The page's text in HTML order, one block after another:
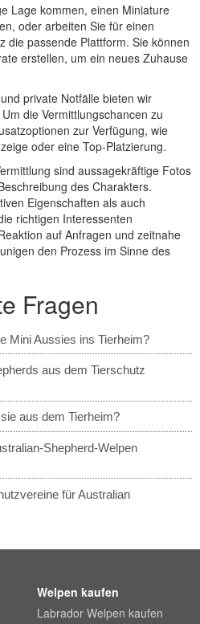
Lage kommen, einen Miniature
oder arbeiten Sie für einen
die passende Plattform. Sie können
erstellen, um ein neues Zuhause
private Notfälle bieten wir
die Vermittlungschancen zu
zur Verfügung, wie
oder eine Top-Platzierung.
sind aussagekräftige Fotos
des Charakters.
Eigenschaften als auch
richtigen Interessenten
auf Anfragen und zeitnahe
den Prozess im Sinne des
Fragen
Mini Aussies ins Tierheim?
aus dem Tierschutz
aus dem Tierheim?
Shepherd-Welpen
für Australian
Welpen kaufen
Labrador Welpen kaufen